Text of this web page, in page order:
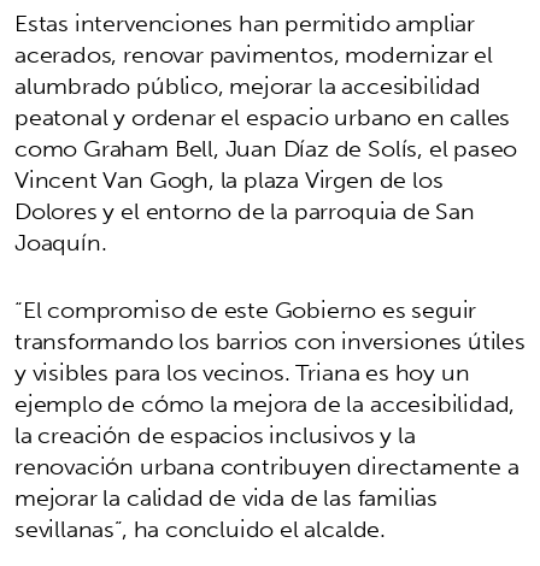
Estas intervenciones han permitido ampliar
acerados, renovar pavimentos, modernizar el
alumbrado público, mejorar la accesibilidad
peatonal y ordenar el espacio urbano en calles
como Graham Bell, Juan Díaz de Solís, el paseo
Vincent Van Gogh, la plaza Virgen de los
Dolores y el entorno de la parroquia de San
Joaquín.
“El compromiso de este Gobierno es seguir
transformando los barrios con inversiones útiles
y visibles para los vecinos. Triana es hoy un
ejemplo de cómo la mejora de la accesibilidad,
la creación de espacios inclusivos y la
renovación urbana contribuyen directamente a
mejorar la calidad de vida de las familias
sevillanas”, ha concluido el alcalde.